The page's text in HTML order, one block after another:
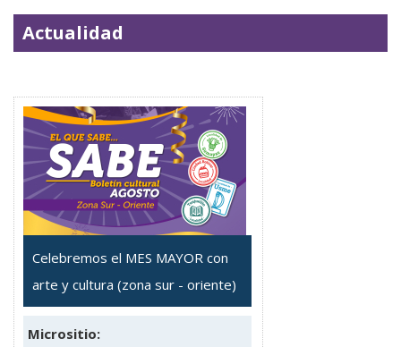
Actualidad
Celebremos el MES MAYOR con
arte y cultura (zona sur - oriente)
Micrositio: